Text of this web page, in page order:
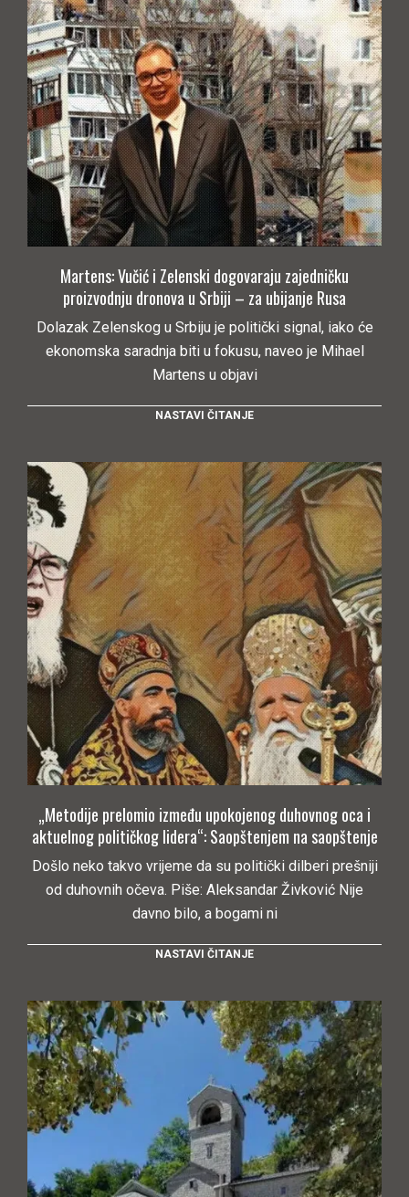
Martens: Vučić i Zelenski dogovaraju zajedničku
proizvodnju dronova u Srbiji – za ubijanje Rusa
Dolazak Zelenskog u Srbiju je politički signal, iako će
ekonomska saradnja biti u fokusu, naveo je Mihael
Martens u objavi
NASTAVI ČITANJE
„Metodije prelomio između upokojenog duhovnog oca i
aktuelnog političkog lidera“: Saopštenjem na saopštenje
Došlo neko takvo vrijeme da su politički dilberi prešniji
od duhovnih očeva. Piše: Aleksandar Živković Nije
davno bilo, a bogami ni
NASTAVI ČITANJE